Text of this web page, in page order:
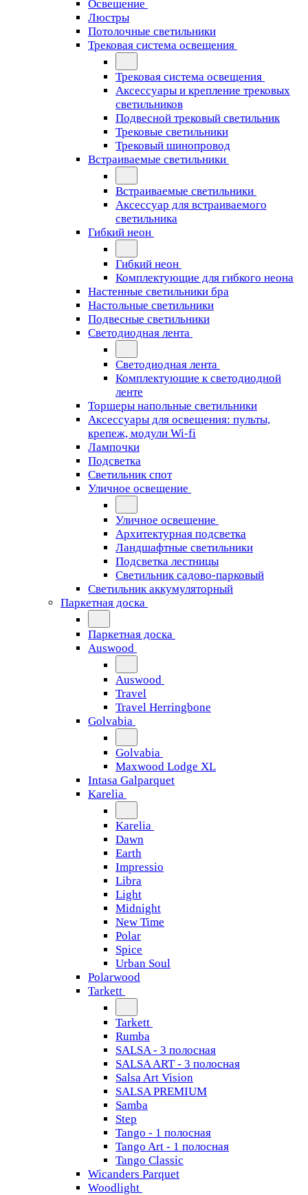
Освещение
Люстры
Потолочные светильники
Трековая система освещения
Трековая система освещения
Аксессуары и крепление трековых
светильников
Подвесной трековый светильник
Трековые светильники
Трековый шинопровод
Встраиваемые светильники
Встраиваемые светильники
Аксессуар для встраиваемого
светильника
Гибкий неон
Гибкий неон
Комплектующие для гибкого неона
Настенные светильники бра
Настольные светильники
Подвесные светильники
Светодиодная лента
Светодиодная лента
Комплектующие к светодиодной
ленте
Торшеры напольные светильники
Аксессуары для освещения: пульты,
крепеж, модули Wi-fi
Лампочки
Подсветка
Светильник спот
Уличное освещение
Уличное освещение
Архитектурная подсветка
Ландшафтные светильники
Подсветка лестницы
Светильник садово-парковый
Светильник аккумуляторный
Паркетная доска
Паркетная доска
Auswood
Auswood
Travel
Travel Herringbone
Golvabia
Golvabia
Maxwood Lodge XL
Intasa Galparquet
Karelia
Karelia
Dawn
Earth
Impressio
Libra
Light
Midnight
New Time
Polar
Spice
Urban Soul
Polarwood
Tarkett
Tarkett
Rumba
SALSA - 3 полосная
SALSA ART - 3 полосная
Salsa Art Vision
SALSA PREMIUM
Samba
Step
Tango - 1 полосная
Tango Art - 1 полосная
Tango Classiс
Wicanders Parquet
Woodlight